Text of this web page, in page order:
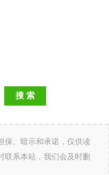
保、暗示和承诺，仅供读
联系本站，我们会及时删